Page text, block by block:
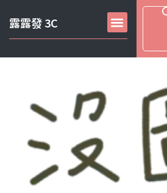
露露發 3C